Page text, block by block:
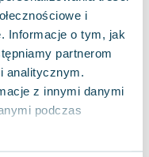
i
Informacje o tym, jak
partnerom
analitycznym.
z innymi danymi
podczas
popularnych seriali,
prawdziwą...
Do koszyka